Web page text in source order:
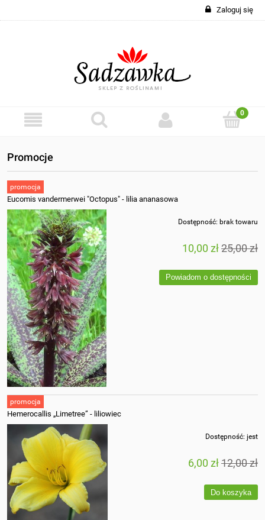
Zaloguj się
Promocje
Eucomis vandermerwei "Octopus" - lilia ananasowa
Dostępność: brak towaru
10,00 zł25,00 zł
Powiadom o dostępności
promocja
Hemerocallis „Limetree” - liliowiec
Dostępność: jest
6,00 zł12,00 zł
Do koszyka
promocja